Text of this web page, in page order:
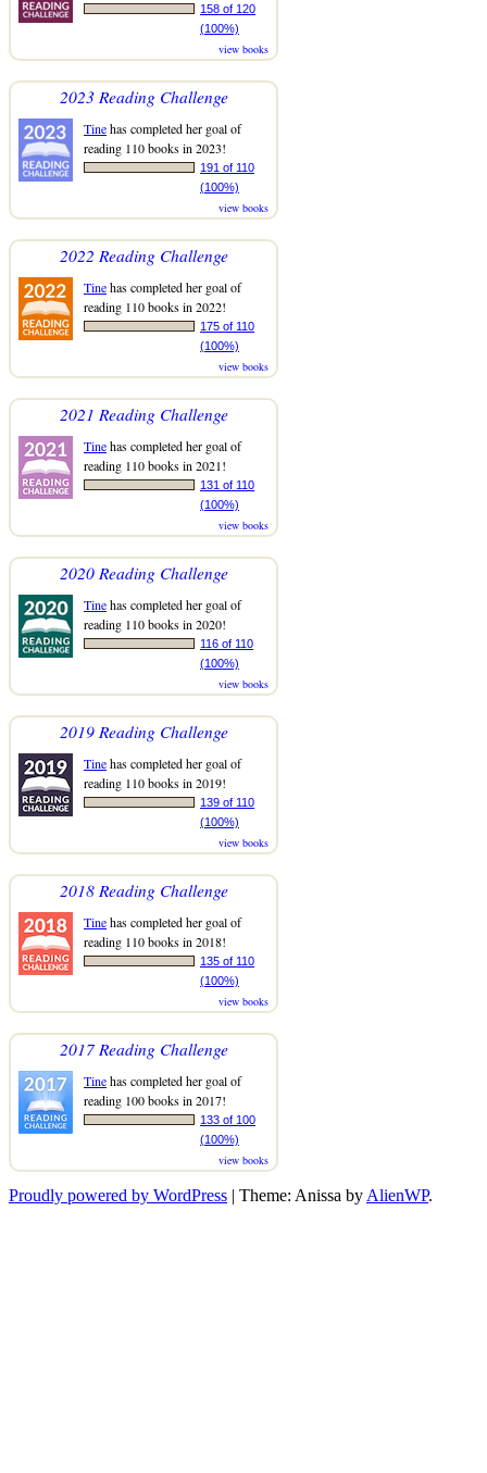
158 of 120
(100%)
view books
2023 Reading Challenge
Tinehas completed her goal of
reading 110 books in 2023!
191 of 110
(100%)
view books
2022 Reading Challenge
Tinehas completed her goal of
reading 110 books in 2022!
175 of 110
(100%)
view books
2021 Reading Challenge
Tinehas completed her goal of
reading 110 books in 2021!
131 of 110
(100%)
view books
2020 Reading Challenge
Tinehas completed her goal of
reading 110 books in 2020!
116 of 110
(100%)
view books
2019 Reading Challenge
Tinehas completed her goal of
reading 110 books in 2019!
139 of 110
(100%)
view books
2018 Reading Challenge
Tinehas completed her goal of
reading 110 books in 2018!
135 of 110
(100%)
view books
2017 Reading Challenge
Tinehas completed her goal of
reading 100 books in 2017!
133 of 100
(100%)
view books
Proudly powered by WordPress | Theme: Anissa by AlienWP.